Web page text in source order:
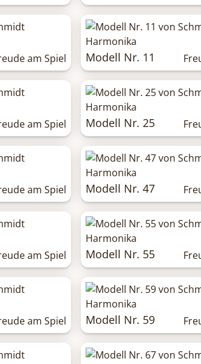
am Spiel Modell Nr. 11
am Spiel Modell Nr. 25
am Spiel Modell Nr. 47
am Spiel Modell Nr. 55
am Spiel Modell Nr. 59